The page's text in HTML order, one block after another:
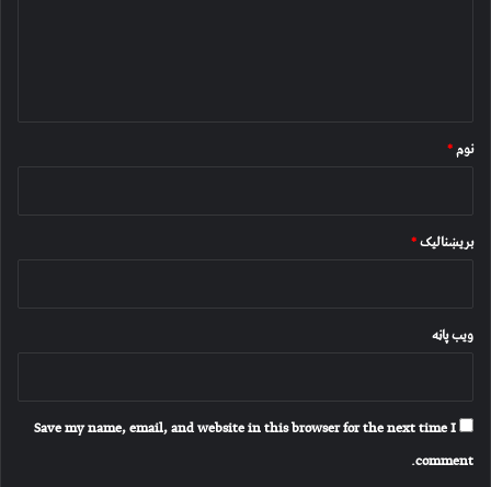
*
نوم*
بریښنالیک*
ویب پاڼه
Save my name, email, and website in this browser for the next time I
comment.